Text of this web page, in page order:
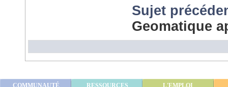
Sujet
Geomatique
COMMUNAUTÉ RESSOURCES L'EMPLOI